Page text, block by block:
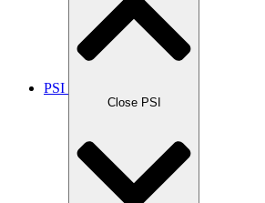
PSI
Close PSI